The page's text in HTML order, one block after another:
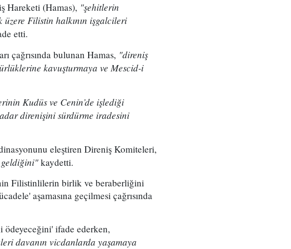
Hareketi (Hamas), "şehitlerin
Filistin halkının işgalcileri
etti.
çağrısında bulunan Hamas, "direniş
kavuşturmaya ve Mescid-i
Kudüs ve Cenin’de işlediği
direnişini sürdürme iradesini
eleştiren Direniş Komiteleri,
geldiğini"kaydetti.
Filistinlilerin birlik ve beraberliğini
aşamasına geçilmesi çağrısında
ifade ederken,
davanın vicdanlarda yaşamaya